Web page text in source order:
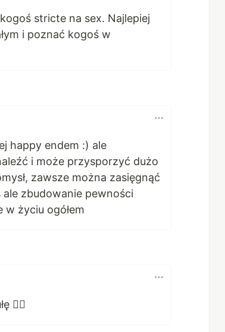
stricte na sex. Najlepiej
i poznać kogoś w
happy endem :) ale
i może przysporzyć dużo
zawsze można zasięgnąć
zbudowanie pewności
w życiu ogółem
🤷‍♂️